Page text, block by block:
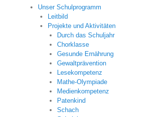
Unser Schulprogramm
Leitbild
Projekte und Aktivitäten
Durch das Schuljahr
Chorklasse
Gesunde Ernährung
Gewaltprävention
Lesekompetenz
Mathe-Olympiade
Medienkompetenz
Patenkind
Schach